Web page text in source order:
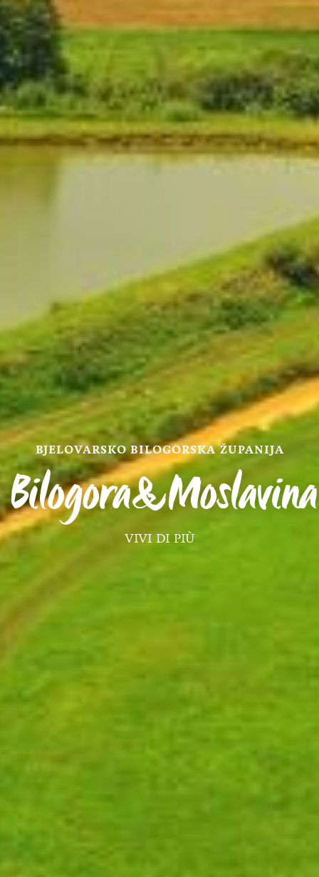
BJELOVARSKO BILOGORSKA ŽUPANIJA
VIVI DI PIÙ